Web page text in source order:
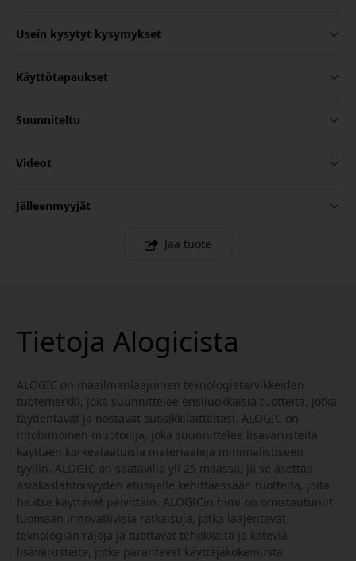
Usein kysytyt kysymykset
Käyttötapaukset
Suunniteltu
Videot
Jälleenmyyjät
Jaa tuote
Tietoja Alogicista
ALOGIC on maailmanlaajuinen teknologiatarvikkeiden
tuotemerkki, joka suunnittelee ensiluokkaisia tuotteita, jotka
täydentävät ja nostavat suosikkilaitteitasi. ALOGIC on
intohimoinen muotoilija, joka suunnittelee lisävarusteita
käyttäen korkealaatuisia materiaaleja minimalistiseen
tyyliin. ALOGIC on saatavilla yli 25 maassa, ja se asettaa
asiakaslähtöisyyden etusijalle kehittäessään tuotteita, joita
he itse käyttävät päivittäin. ALOGICin tiimi on omistautunut
luomaan innovatiivisia ratkaisuja, jotka laajentavat
teknologian rajoja ja tuottavat tehokkaita ja käteviä
lisävarusteita, jotka parantavat käyttäjäkokemusta.